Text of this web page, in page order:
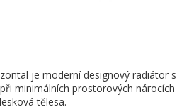
je moderní designový radiátor s
minimálních prostorových nárocích
tělesa.